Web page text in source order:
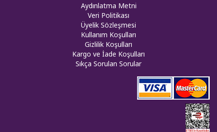
Aydınlatma Metni
Veri Politikası
Üyelik Sözleşmesi
Kullanım Koşulları
Gizlilik Koşulları
Kargo ve İade Koşulları
Sıkça Sorulan Sorular